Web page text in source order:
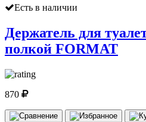
Есть в наличии
Держатель для
полкой FORMAT
870